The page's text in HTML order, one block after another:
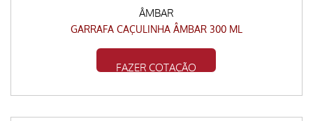
ÂMBAR
GARRAFA CAÇULINHA ÂMBAR 300 ML
FAZER COTAÇÃO